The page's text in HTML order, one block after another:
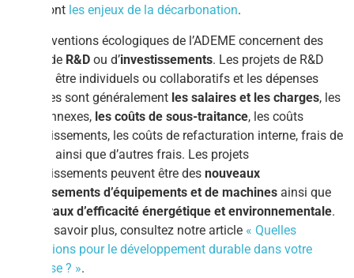
quels sont les enjeux de la décarbonation.
Les subventions écologiques de l’ADEME concernent des
projets de R&D ou d’investissements. Les projets de R&D
peuvent être individuels ou collaboratifs et les dépenses
financées sont généralement les salaires et les charges, les
frais connexes, les coûts de sous-traitance, les coûts
d’amortissements, les coûts de refacturation interne, frais de
mission ainsi que d’autres frais. Les projets
d’investissements peuvent être des nouveaux
investissements d’équipements et de machines ainsi que
travaux d’efficacité énergétique et environnementale.
Pour en savoir plus, consultez notre article « Quelles
subventions pour le développement durable dans votre
entreprise ? ».